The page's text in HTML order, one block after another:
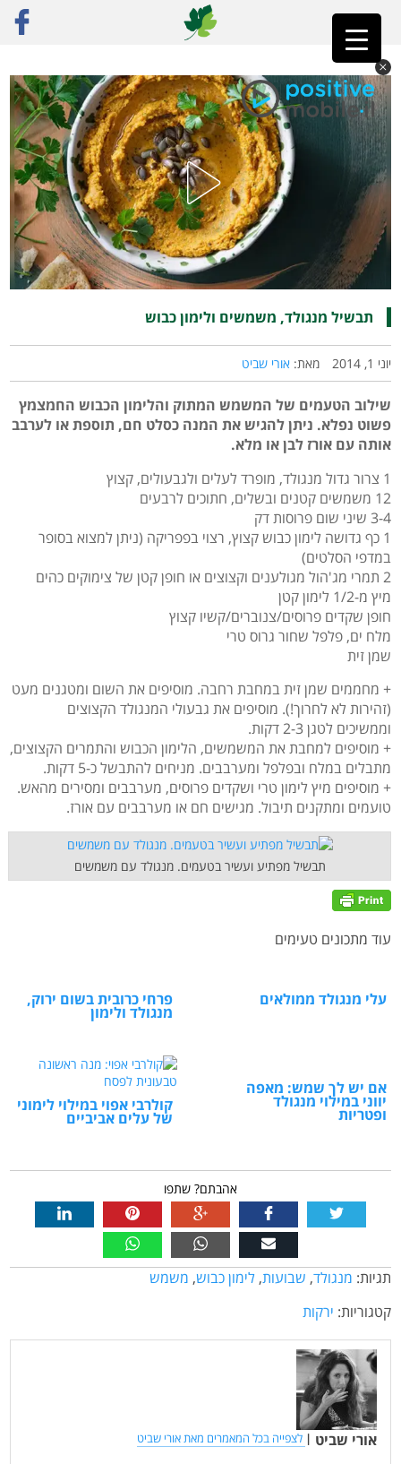
ראשי»רק מתכונים תבשיל מנגולד, משמשים ולימון כבוש
תבשיל מנגולד, משמשים ולימון כבוש
יוני 1, 2014 מאת: אורי שביט
שילוב הטעמים של המשמש המתוק והלימון הכבוש החמצמץ
פשוט נפלא. ניתן להגיש את המנה כסלט חם, תוספת או לערבב
אותה עם אורז לבן או מלא.
1 צרור גדול מנגולד, מופרד לעלים ולגבעולים, קצוץ
12 משמשים קטנים ובשלים, חתוכים לרבעים
3-4 שיני שום פרוסות דק
1 כף גדושה לימון כבוש קצוץ, רצוי בפפריקה (ניתן למצוא בסופר
במדפי הסלטים)
2 תמרי מג'הול מגולענים וקצוצים או חופן קטן של צימוקים כהים
מיץ מ-1/2 לימון קטן
חופן שקדים פרוסים/צנוברים/קשיו קצוץ
מלח ים, פלפל שחור גרוס טרי
שמן זית
+ מחממים שמן זית במחבת רחבה. מוסיפים את השום ומטגנים מעט
(זהירות לא לחרוך!). מוסיפים את גבעולי המנגולד הקצוצים
וממשיכים לטגן 2-3 דקות.
+ מוסיפים למחבת את המשמשים, הלימון הכבוש והתמרים הקצוצים,
מתבלים במלח ובפלפל ומערבבים. מניחים להתבשל כ-5 דקות.
+ מוסיפים מיץ לימון טרי ושקדים פרוסים, מערבבים ומסירים מהאש.
טועמים ומתקנים תיבול. מגישים חם או מערבבים עם אורז.
תבשיל מפתיע ועשיר בטעמים. מנגולד עם משמשים
עוד מתכונים טעימים
עלי מנגולד ממולאים פרחי כרובית בשום ירוק,
מנגולד ולימון
אם יש לך שמש: מאפה
יווני במילוי מנגולד
ופטריות קולרבי אפוי במילוי לימוני
של עלים אביביים
אהבתם? שתפו
תגיות: מנגולד, שבועות, לימון כבוש, משמש
קטגוריות: ירקות
אורי שביט | לצפייה בכל המאמרים מאת אורי שביט